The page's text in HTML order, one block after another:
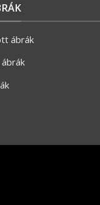
ábrák